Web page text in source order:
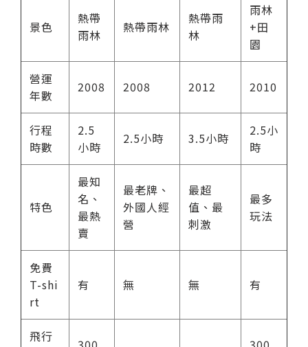
景色
熱帶
雨林
熱帶雨林
熱帶雨
林
雨林
+田
園
營運
年數
2008 2008 2012 2010
行程
時數
2.5
小時
2.5小時 3.5小時
2.5小
時
特色
最知
名、
最熱
賣
最老牌、
外國人經
營
最超
值、最
刺激
最多
玩法
免費
T-shi
rt
有 無 無 有
飛行